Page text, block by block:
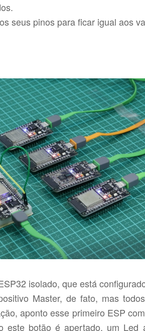
seus pinos para ficar igual aos
isolado, que está
Master, de fato, mas
aponto esse primeiro ESP
este botão é apertado, um Led